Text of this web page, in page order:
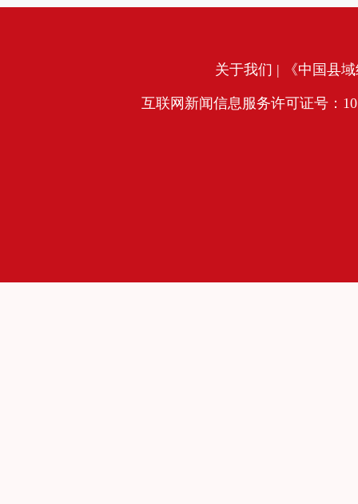
关于我们 | 《中国县
互联网新闻信息服务许可证号：